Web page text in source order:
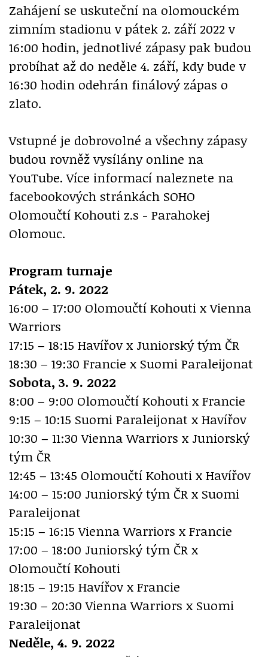
Zahájení se uskuteční na olomouckém
zimním stadionu v pátek 2. září 2022 v
16:00 hodin, jednotlivé zápasy pak budou
probíhat až do neděle 4. září, kdy bude v
16:30 hodin odehrán finálový zápas o
zlato.
Vstupné je dobrovolné a všechny zápasy
budou rovněž vysílány online na
YouTube. Více informací naleznete na
facebookových stránkách SOHO
Olomoučtí Kohouti z.s - Parahokej
Olomouc.
Program turnaje
Pátek, 2. 9. 2022
16:00 – 17:00 Olomoučtí Kohouti x Vienna
Warriors
17:15 – 18:15 Havířov x Juniorský tým ČR
18:30 – 19:30 Francie x Suomi Paraleijonat
Sobota, 3. 9. 2022
8:00 – 9:00 Olomoučtí Kohouti x Francie
9:15 – 10:15 Suomi Paraleijonat x Havířov
10:30 – 11:30 Vienna Warriors x Juniorský
tým ČR
12:45 – 13:45 Olomoučtí Kohouti x Havířov
14:00 – 15:00 Juniorský tým ČR x Suomi
Paraleijonat
15:15 – 16:15 Vienna Warriors x Francie
17:00 – 18:00 Juniorský tým ČR x
Olomoučtí Kohouti
18:15 – 19:15 Havířov x Francie
19:30 – 20:30 Vienna Warriors x Suomi
Paraleijonat
Neděle, 4. 9. 2022